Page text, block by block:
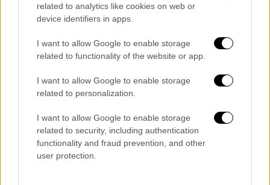
related to analytics like cookies on web or
device identifiers in apps.
I want to allow Google to enable storage
related to functionality of the website or app.
I want to allow Google to enable storage
related to personalization.
I want to allow Google to enable storage
related to security, including authentication
functionality and fraud prevention, and other
user protection.
15 αγαπημένοι διάσημοι της Ιστορίας,
που αποδείχτηκαν ελεεινοί άνθρωποι -
Από τον Έλβις στη Μητέρα Τερέζα και